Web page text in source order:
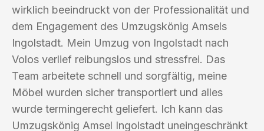
wirklich beeindruckt von der Professionalität und
dem Engagement des Umzugskönig Amsels
Ingolstadt. Mein Umzug von Ingolstadt nach
Volos verlief reibungslos und stressfrei. Das
Team arbeitete schnell und sorgfältig, meine
Möbel wurden sicher transportiert und alles
wurde termingerecht geliefert. Ich kann das
Umzugskönig Amsel Ingolstadt uneingeschränkt